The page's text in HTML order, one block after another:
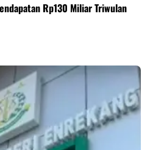
Rp130 Miliar Triwulan